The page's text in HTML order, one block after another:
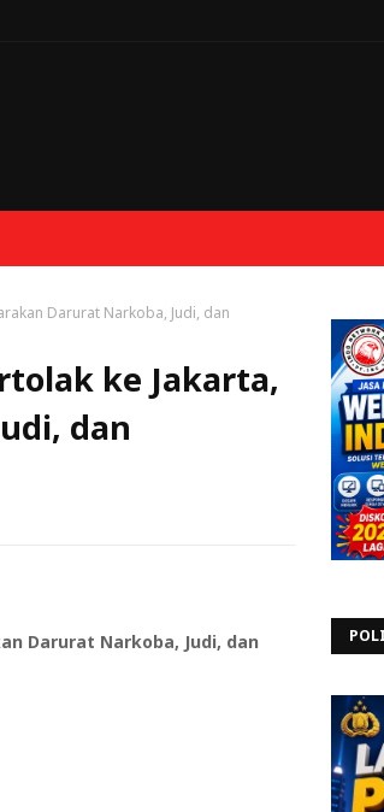
Darurat Narkoba, Judi, dan
ke Jakarta,
dan
Darurat Narkoba, Judi, dan